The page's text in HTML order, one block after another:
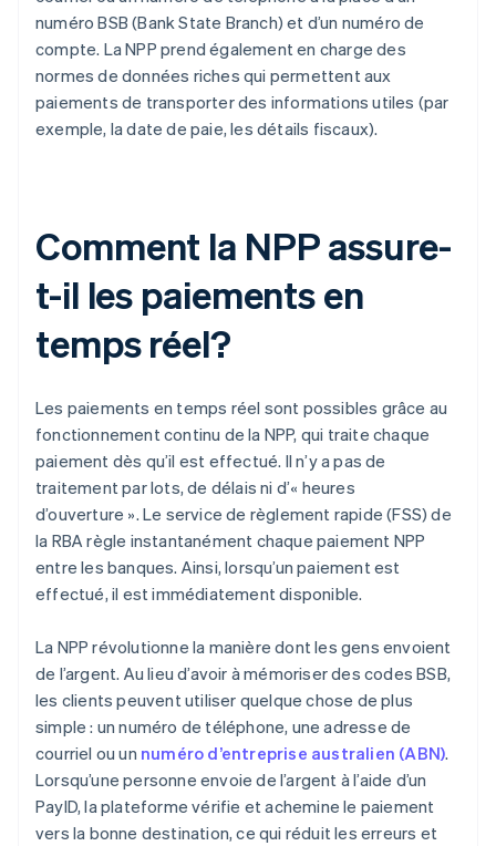
numéro BSB (Bank State Branch) et d’un numéro de
compte. La NPP prend également en charge des
normes de données riches qui permettent aux
paiements de transporter des informations utiles (par
exemple, la date de paie, les détails fiscaux).
Comment la NPP assure-
t-il les paiements en
temps réel?
Les paiements en temps réel sont possibles grâce au
fonctionnement continu de la NPP, qui traite chaque
paiement dès qu’il est effectué. Il n’y a pas de
traitement par lots, de délais ni d’« heures
d’ouverture ». Le service de règlement rapide (FSS) de
la RBA règle instantanément chaque paiement NPP
entre les banques. Ainsi, lorsqu’un paiement est
effectué, il est immédiatement disponible.
La NPP révolutionne la manière dont les gens envoient
de l’argent. Au lieu d’avoir à mémoriser des codes BSB,
les clients peuvent utiliser quelque chose de plus
simple : un numéro de téléphone, une adresse de
courriel ou un numéro d’entreprise australien (ABN).
Lorsqu’une personne envoie de l’argent à l’aide d’un
PayID, la plateforme vérifie et achemine le paiement
vers la bonne destination, ce qui réduit les erreurs et